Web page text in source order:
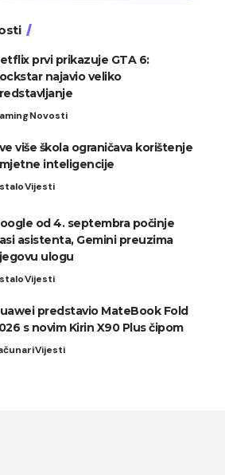
prvi prikazuje GTA 6:
najavio veliko
Novosti
više škola ograničava korištenje
inteligencije
Vijesti
od 4. septembra počinje
asistenta, Gemini preuzima
ulogu
Vijesti
predstavio MateBook Fold
s novim Kirin X90 Plus čipom
Vijesti